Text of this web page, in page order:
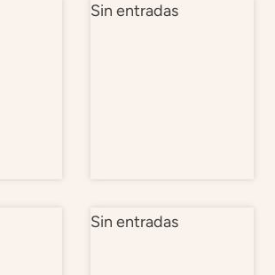
Sin entradas
Sin entradas